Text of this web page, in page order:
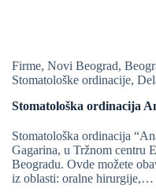
Firme, Novi Beograd,
Stomatološke ordinacije,
Stomatološka ordinacija
Stomatološka ordinacija
Gagarina, u Tržnom centru
Beogradu. Ovde možete
iz oblasti: oralne hirurgije,…